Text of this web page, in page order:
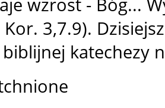
wzrost - Bóg...
3,7.9).
biblijnej katechezy